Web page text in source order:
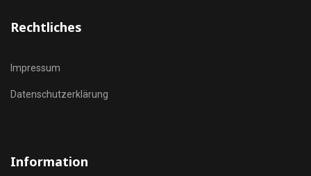
Rechtliches
Impressum
Datenschutzerklärung
Information